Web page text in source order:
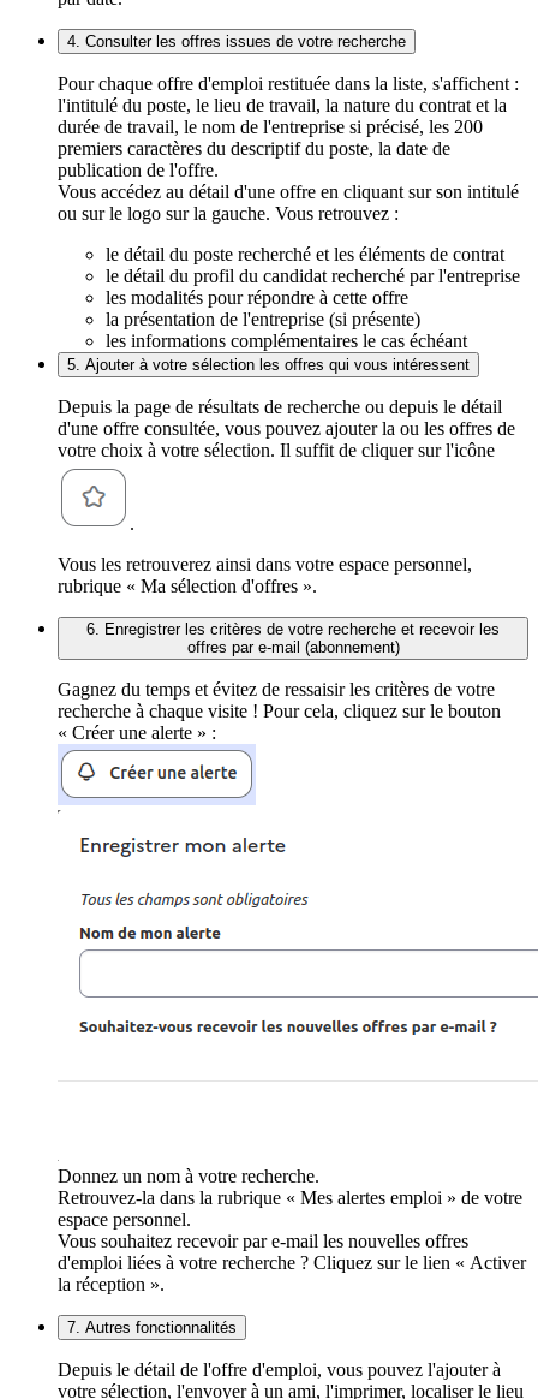
4. Consulter les offres issues de votre recherche
Pour chaque offre d'emploi restituée dans la liste, s'affichent :
l'intitulé du poste, le lieu de travail, la nature du contrat et la
durée de travail, le nom de l'entreprise si précisé, les 200
premiers caractères du descriptif du poste, la date de
publication de l'offre.
Vous accédez au détail d'une offre en cliquant sur son intitulé
ou sur le logo sur la gauche. Vous retrouvez :
le détail du poste recherché et les éléments de contrat
le détail du profil du candidat recherché par l'entreprise
les modalités pour répondre à cette offre
la présentation de l'entreprise (si présente)
les informations complémentaires le cas échéant
5. Ajouter à votre sélection les offres qui vous intéressent
Depuis la page de résultats de recherche ou depuis le détail
d'une offre consultée, vous pouvez ajouter la ou les offres de
votre choix à votre sélection. Il suffit de cliquer sur l'icône
.
Vous les retrouverez ainsi dans votre espace personnel,
rubrique « Ma sélection d'offres ».
6. Enregistrer les critères de votre recherche et recevoir les
offres par e-mail (abonnement)
Gagnez du temps et évitez de ressaisir les critères de votre
recherche à chaque visite ! Pour cela, cliquez sur le bouton
« Créer une alerte » :
Donnez un nom à votre recherche.
Retrouvez-la dans la rubrique « Mes alertes emploi » de votre
espace personnel.
Vous souhaitez recevoir par e-mail les nouvelles offres
d'emploi liées à votre recherche ? Cliquez sur le lien « Activer
la réception ».
7. Autres fonctionnalités
Depuis le détail de l'offre d'emploi, vous pouvez l'ajouter à
votre sélection, l'envoyer à un ami, l'imprimer, localiser le lieu